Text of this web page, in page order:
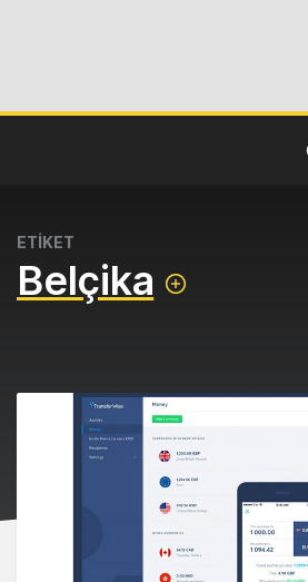
ETİKET
Belçika